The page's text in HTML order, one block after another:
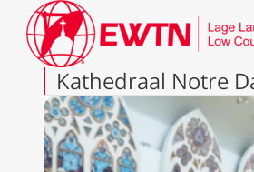
Kathedraal Notre